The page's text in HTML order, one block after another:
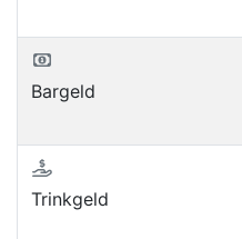
Bargeld
Trinkgeld